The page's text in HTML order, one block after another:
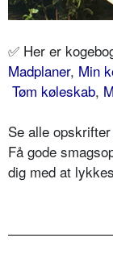
✅ Her er
Madplaner, Min
Tøm køleskab,
Se alle
Få gode
dig med at